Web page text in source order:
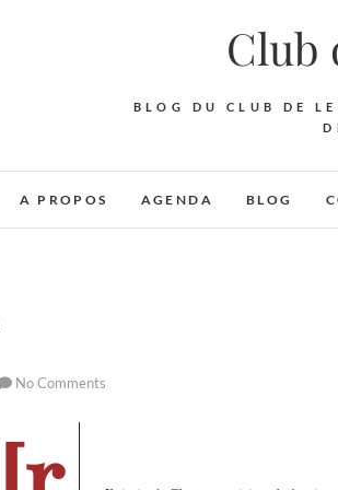
Club
BLOG DU CLUB DE
A PROPOS AGENDA BLOG
No Comments